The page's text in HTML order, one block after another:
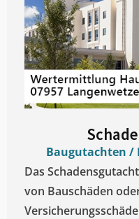
Baugutachten /
Das
von Bauschäden